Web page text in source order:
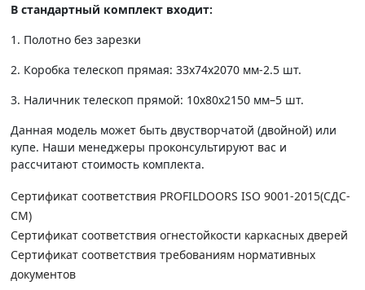
В стандартный комплект входит:
1. Полотно без зарезки
2. Коробка телескоп прямая: 33х74х2070 мм-2.5 шт.
3. Наличник телескоп прямой: 10х80х2150 мм–5 шт.
Данная модель может быть двустворчатой (двойной) или
купе. Наши менеджеры проконсультируют вас и
рассчитают стоимость комплекта.
Сертификат соответствия PROFILDOORS ISO 9001-2015(СДС-
СМ)
Сертификат соответствия огнестойкости каркасных дверей
Сертификат соответствия требованиям нормативных
документов